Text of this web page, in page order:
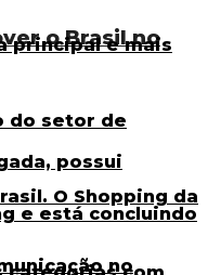
o Brasil no